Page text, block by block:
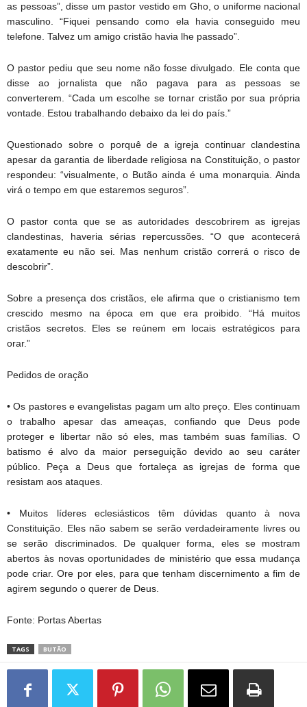
as pessoas”, disse um pastor vestido em Gho, o uniforme nacional
masculino. “Fiquei pensando como ela havia conseguido meu
telefone. Talvez um amigo cristão havia lhe passado”.
O pastor pediu que seu nome não fosse divulgado. Ele conta que
disse ao jornalista que não pagava para as pessoas se
converterem. “Cada um escolhe se tornar cristão por sua própria
vontade. Estou trabalhando debaixo da lei do país.”
Questionado sobre o porquê de a igreja continuar clandestina
apesar da garantia de liberdade religiosa na Constituição, o pastor
respondeu: “visualmente, o Butão ainda é uma monarquia. Ainda
virá o tempo em que estaremos seguros”.
O pastor conta que se as autoridades descobrirem as igrejas
clandestinas, haveria sérias repercussões. “O que acontecerá
exatamente eu não sei. Mas nenhum cristão correrá o risco de
descobrir”.
Sobre a presença dos cristãos, ele afirma que o cristianismo tem
crescido mesmo na época em que era proibido. “Há muitos
cristãos secretos. Eles se reúnem em locais estratégicos para
orar.”
Pedidos de oração
• Os pastores e evangelistas pagam um alto preço. Eles continuam
o trabalho apesar das ameaças, confiando que Deus pode
proteger e libertar não só eles, mas também suas famílias. O
batismo é alvo da maior perseguição devido ao seu caráter
público. Peça a Deus que fortaleça as igrejas de forma que
resistam aos ataques.
• Muitos líderes eclesiásticos têm dúvidas quanto à nova
Constituição. Eles não sabem se serão verdadeiramente livres ou
se serão discriminados. De qualquer forma, eles se mostram
abertos às novas oportunidades de ministério que essa mudança
pode criar. Ore por eles, para que tenham discernimento a fim de
agirem segundo o querer de Deus.
Fonte: Portas Abertas
TAGS BUTÃO